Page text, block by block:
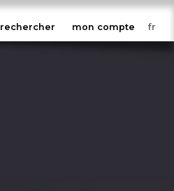
rechercher mon compte